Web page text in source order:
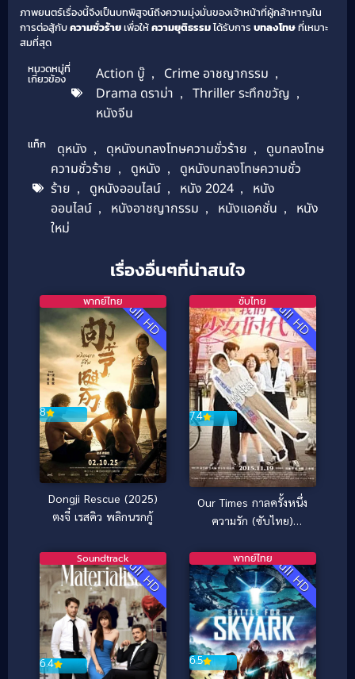
ภาพยนตร์เรื่องนี้จึงเป็นบทพิสูจน์ถึงความมุ่งมั่นของเจ้าหน้าที่ผู้กล้าหาญใน
การต่อสู้กับความชั่วร้ายเพื่อให้ความยุติธรรมได้รับการ บทลงโทษที่เหมาะ
สมที่สุด
หมวดหมู่ที่
เกี่ยวข้อง Action บู๊ , Crime อาชญากรรม ,
Drama ดราม่า , Thriller ระทึกขวัญ ,
หนังจีน
แท็ก ดุหนัง , ดุหนังบทลงโทษความชั่วร้าย ,
ดูบทลงโทษ
ความชั่วร้าย , ดูหนัง ,
ดูหนังบทลงโทษความชั่ว
ร้าย , ดูหนังออนไลน์ , หนัง 2024 ,
หนัง
ออนไลน์ , หนังอาชญากรรม , หนังแอคชั่น ,
หนัง
ใหม่
เรื่องอื่นๆที่น่าสนใจ
Full HD
8
พากย์ไทย
Dongji Rescue (2025)
ตงจี๋ เรสคิว พลิกนรกกู้
Full HD
7.4
ซับไทย
Our Times กาลครั้งหนึ่ง
ความรัก (ซับไทย)
Full HD
6.4
Soundtrack Full HD
6.5
พากย์ไทย